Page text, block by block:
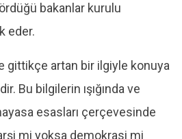
bakanlar kurulu
eder.
gittikçe artan bir ilgiyle konuya
Bu bilgilerin ışığında ve
esasları çerçevesinde
mi yoksa demokrasi mi